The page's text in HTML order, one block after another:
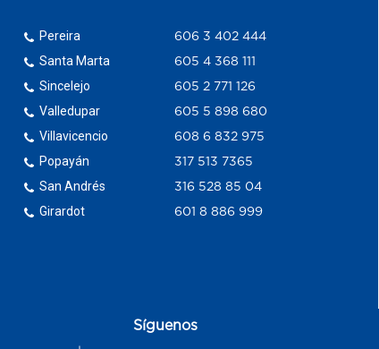
Pereira
Santa Marta
Sincelejo
Valledupar
Villavicencio
Popayán
San Andrés
Girardot
606 3 402 444
605 4 368 111
605 2 771 126
605 5 898 680
608 6 832 975
317 513 7365
316 528 85 04
601 8 886 999
Síguenos